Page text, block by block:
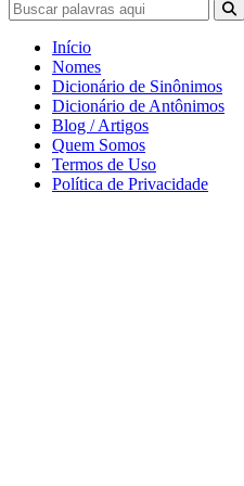
Início
Nomes
Dicionário de Sinônimos
Dicionário de Antônimos
Blog / Artigos
Quem Somos
Termos de Uso
Política de Privacidade